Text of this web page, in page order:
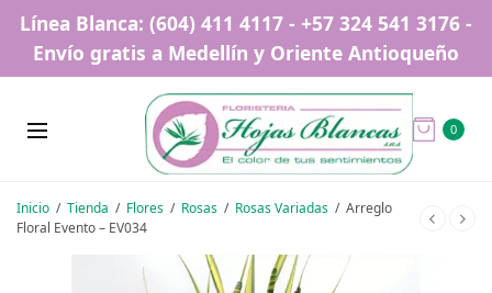
Línea Blanca: (604) 411 4117 - +57 324 541 3176 -
Envío gratis a Medellín y Oriente Antioqueño
0
Inicio / Tienda / Flores / Rosas / Rosas Variadas / Arreglo
Floral Evento – EV034